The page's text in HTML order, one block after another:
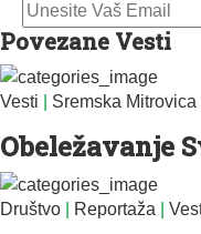
Povezane Vesti
Vesti Sremska Mitrovica
Obeležavanje
Društvo Reportaža